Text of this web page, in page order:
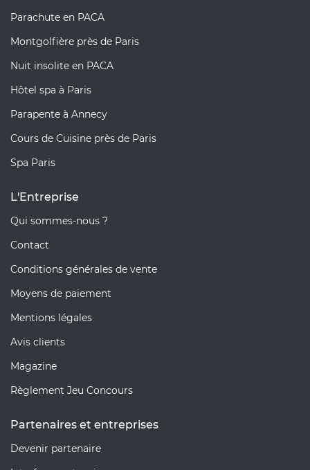
Parachute en PACA
Montgolfière près de Paris
Nuit insolite en PACA
Hôtel spa à Paris
Parapente à Annecy
Cours de Cuisine près de Paris
Spa Paris
L'Entreprise
Qui sommes-nous ?
Contact
Conditions générales de vente
Moyens de paiement
Mentions légales
Avis clients
Magazine
Règlement Jeu Concours
Partenaires et entreprises
Devenir partenaire